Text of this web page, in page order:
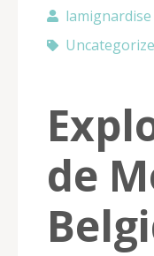
lamignardise
de